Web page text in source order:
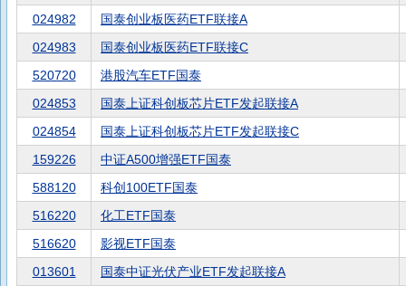
024982
国泰创业板医药ETF联接A
024983
国泰创业板医药ETF联接C
520720
港股汽车ETF国泰
024853
国泰上证科创板芯片ETF发起联接A
024854
国泰上证科创板芯片ETF发起联接C
159226
中证A500增强ETF国泰
588120
科创100ETF国泰
516220
化工ETF国泰
516620
影视ETF国泰
013601
国泰中证光伏产业ETF发起联接A